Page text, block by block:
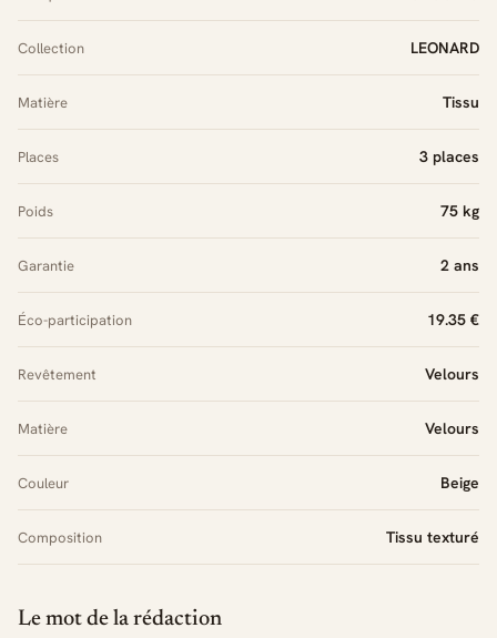
Collection LEONARD
Matière Tissu
Places 3 places
Poids 75 kg
Garantie 2 ans
Éco-participation 19.35 €
Revêtement Velours
Matière Velours
Couleur Beige
Composition Tissu texturé
Le mot de la rédaction